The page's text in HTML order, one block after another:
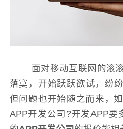
面对移动互联网的滚滚
落寞，开始跃跃欲试，纷
但问题也开始随之而来，
APP开发公司?开发APP要